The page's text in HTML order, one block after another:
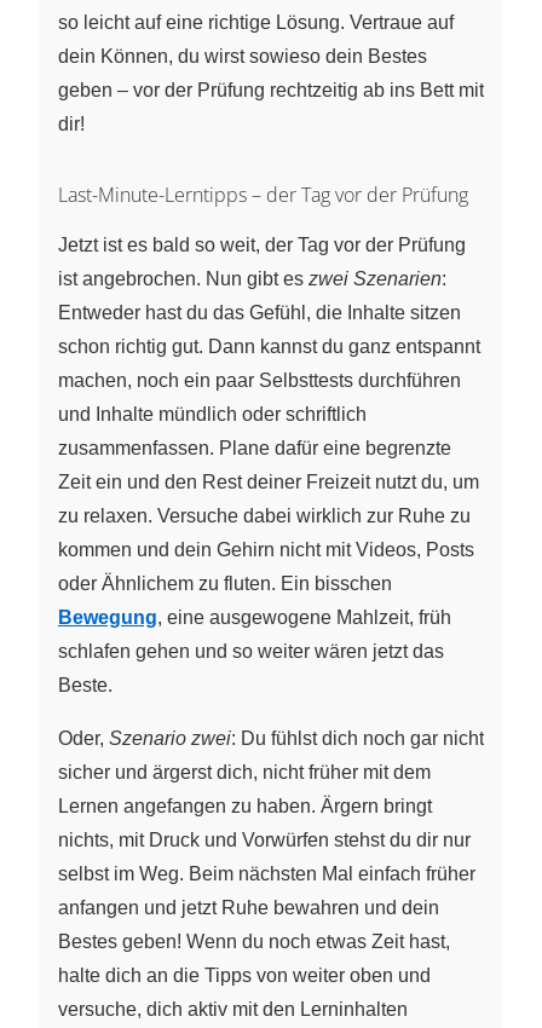
so leicht auf eine richtige Lösung. Vertraue auf
dein Können, du wirst sowieso dein Bestes
geben – vor der Prüfung rechtzeitig ab ins Bett mit
dir!
Last-Minute-Lerntipps – der Tag vor der Prüfung
Jetzt ist es bald so weit, der Tag vor der Prüfung
ist angebrochen. Nun gibt es zwei Szenarien:
Entweder hast du das Gefühl, die Inhalte sitzen
schon richtig gut. Dann kannst du ganz entspannt
machen, noch ein paar Selbsttests durchführen
und Inhalte mündlich oder schriftlich
zusammenfassen. Plane dafür eine begrenzte
Zeit ein und den Rest deiner Freizeit nutzt du, um
zu relaxen. Versuche dabei wirklich zur Ruhe zu
kommen und dein Gehirn nicht mit Videos, Posts
oder Ähnlichem zu fluten. Ein bisschen
Bewegung, eine ausgewogene Mahlzeit, früh
schlafen gehen und so weiter wären jetzt das
Beste.
Oder, Szenario zwei: Du fühlst dich noch gar nicht
sicher und ärgerst dich, nicht früher mit dem
Lernen angefangen zu haben. Ärgern bringt
nichts, mit Druck und Vorwürfen stehst du dir nur
selbst im Weg. Beim nächsten Mal einfach früher
anfangen und jetzt Ruhe bewahren und dein
Bestes geben! Wenn du noch etwas Zeit hast,
halte dich an die Tipps von weiter oben und
versuche, dich aktiv mit den Lerninhalten